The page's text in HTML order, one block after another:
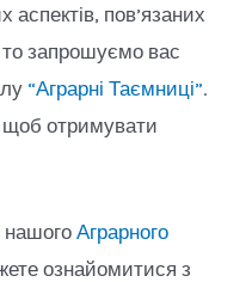
аспектів, пов’язаних
то запрошуємо вас
“Аграрні Таємниці”.
щоб отримувати
нашого Аграрного
ознайомитися з